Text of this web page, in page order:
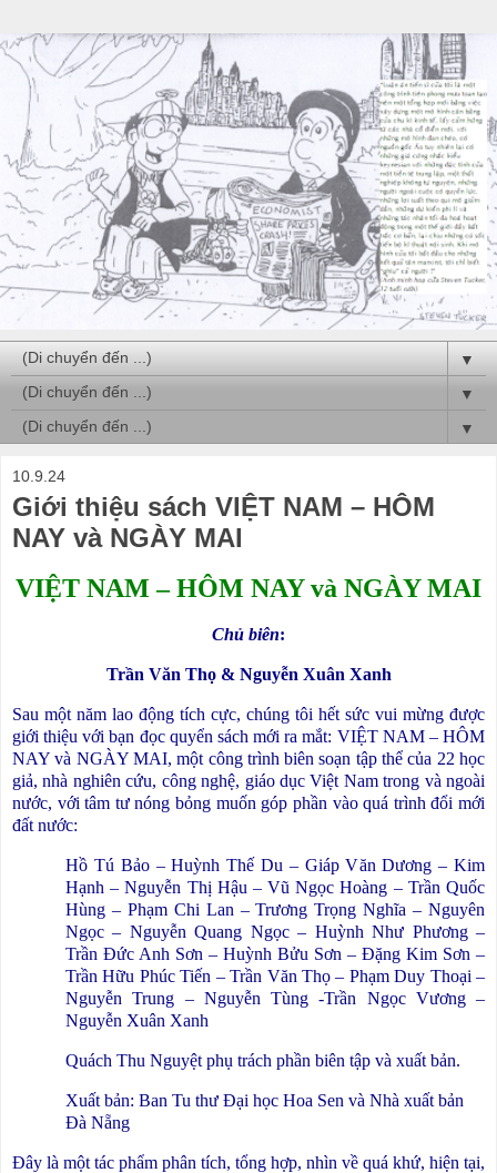
▼
▼
▼
10.9.24
Giới thiệu sách VIỆT NAM – HÔM
NAY và NGÀY MAI
VIỆT NAM – HÔM NAY và NGÀY MAI
Chủ biên:
Trần Văn Thọ & Nguyễn Xuân Xanh
Sau một năm lao động tích cực, chúng tôi hết sức vui mừng được
giới thiệu với bạn đọc quyển sách mới ra mắt: VIỆT NAM – HÔM
NAY và NGÀY MAI, một công trình biên soạn tập thể của 22 học
giả, nhà nghiên cứu, công nghệ, giáo dục Việt Nam trong và ngoài
nước, với tâm tư nóng bỏng muốn góp phần vào quá trình đổi mới
đất nước:
Hồ Tú Bảo – Huỳnh Thế Du – Giáp Văn Dương – Kim
Hạnh – Nguyễn Thị Hậu – Vũ Ngọc Hoàng – Trần Quốc
Hùng – Phạm Chi Lan – Trương Trọng Nghĩa – Nguyên
Ngọc – Nguyễn Quang Ngọc – Huỳnh Như Phương –
Trần Đức Anh Sơn – Huỳnh Bửu Sơn – Đặng Kim Sơn –
Trần Hữu Phúc Tiến – Trần Văn Thọ – Phạm Duy Thoại –
Nguyễn Trung – Nguyễn Tùng -Trần Ngọc Vương –
Nguyễn Xuân Xanh
Quách Thu Nguyệt phụ trách phần biên tập và xuất bản.
Xuất bản: Ban Tu thư Đại học Hoa Sen và Nhà xuất bản
Đà Nẵng
Đây là một tác phẩm phân tích, tổng hợp, nhìn về quá khứ, hiện tại,